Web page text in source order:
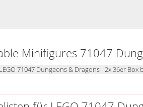
Minifigures 71047
71047 Dungeons & Dragons - 2x 36er Box